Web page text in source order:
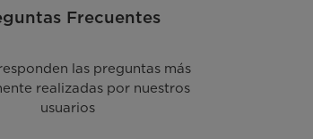
Frecuentes
las preguntas más
realizadas por nuestros
usuarios